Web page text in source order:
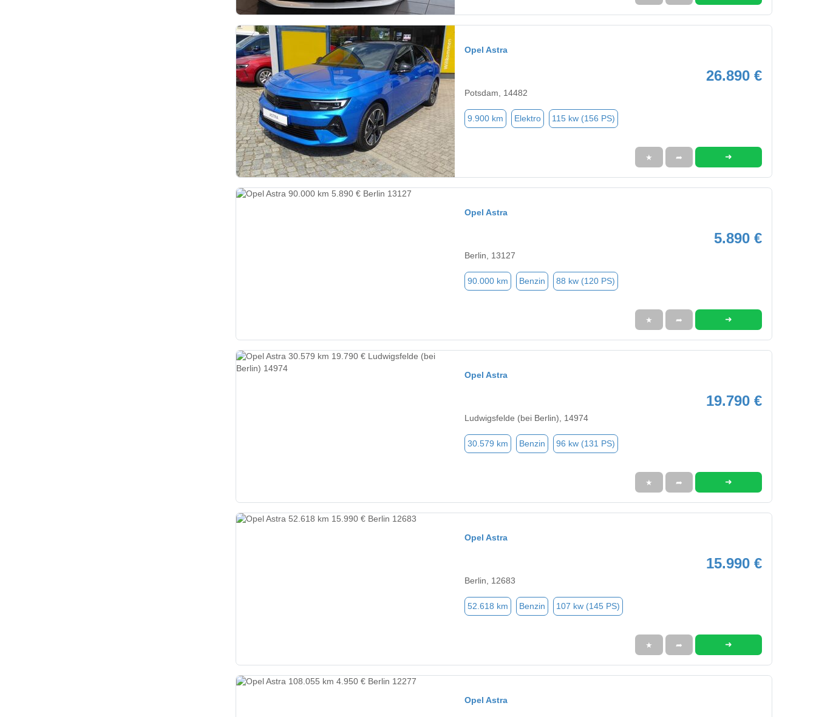
Opel Astra
26.890 €
Potsdam, 14482
9.900 km Elektro 115 kw (156 PS)
★ ➦ ➜
Opel Astra
5.890 €
Berlin, 13127
90.000 km Benzin 88 kw (120 PS)
★ ➦ ➜
Opel Astra
19.790 €
Ludwigsfelde (bei Berlin), 14974
30.579 km Benzin 96 kw (131 PS)
★ ➦ ➜
Opel Astra
15.990 €
Berlin, 12683
52.618 km Benzin 107 kw (145 PS)
★ ➦ ➜
Opel Astra